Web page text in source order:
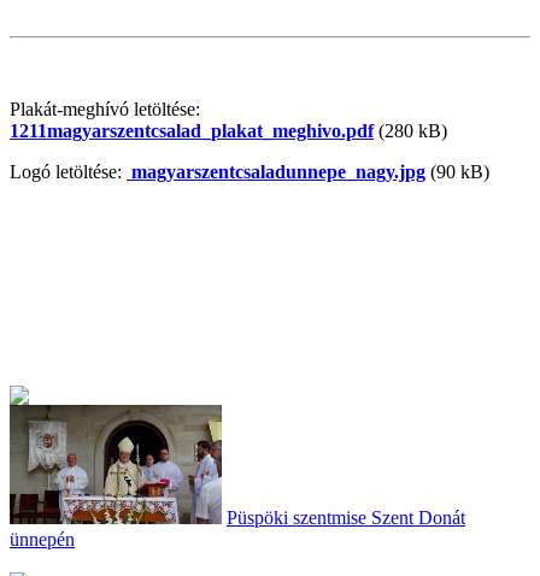
Plakát-meghívó letöltése:
1211magyarszentcsalad_plakat_meghivo.pdf(280 kB)
Logó letöltése: magyarszentcsaladunnepe_nagy.jpg (90 kB)
Püspöki szentmise Szent Donát
ünnepén